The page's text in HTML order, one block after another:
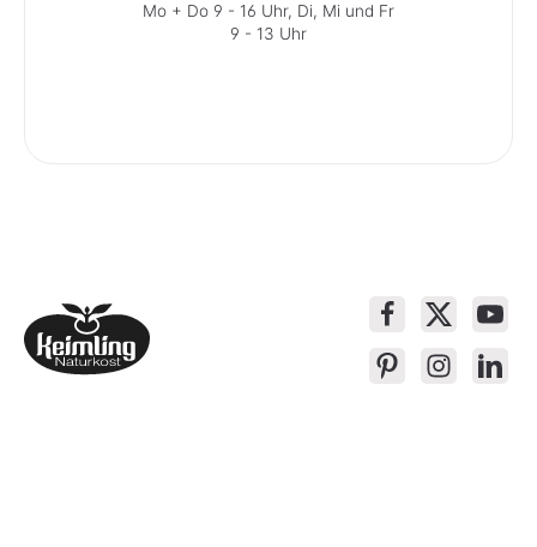
Mo + Do 9 - 16 Uhr, Di, Mi und Fr
9 - 13 Uhr